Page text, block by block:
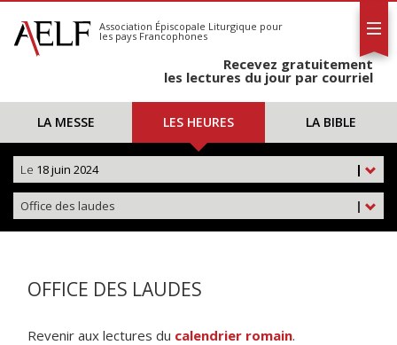
S'abonner
Calendrier
Association Épiscopale Liturgique pour
les pays Francophones
Recevez gratuitement
les lectures du jour par courriel
LA MESSE LES HEURES LA BIBLE
|
Le 18 juin 2024
|
Office des laudes
OFFICE DES LAUDES
Revenir aux lectures du calendrier romain.